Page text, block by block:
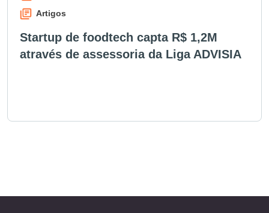
Artigos
Startup de foodtech capta R$ 1,2M
através de assessoria da Liga ADVISIA